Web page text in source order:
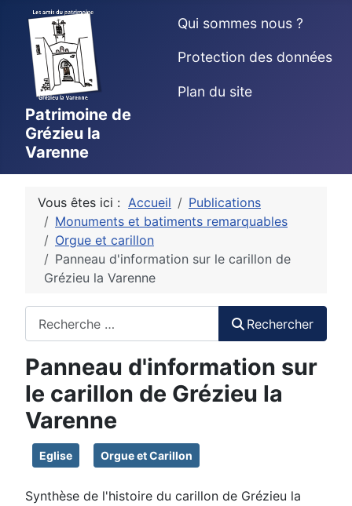
Patrimoine de
Grézieu la
Varenne
Qui sommes nous ?
Protection des données
Plan du site
Vous êtes ici : Accueil
Publications
Monuments et batiments remarquables
Orgue et carillon
Panneau d'information sur le carillon de
Grézieu la Varenne
Rechercher
Panneau d'information sur
le carillon de Grézieu la
Varenne
Eglise Orgue et Carillon
Synthèse de l'histoire du carillon de Grézieu la